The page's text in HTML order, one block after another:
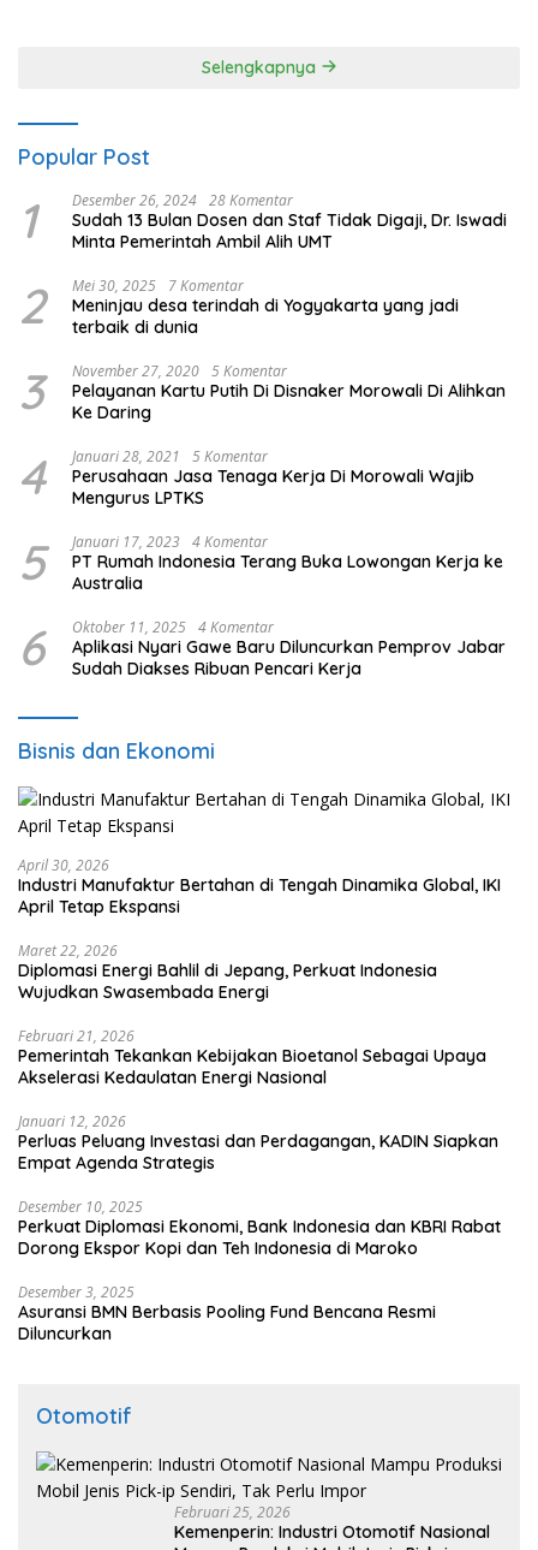
Selengkapnya
Popular Post
1 Desember 26, 2024 28 Komentar
Sudah 13 Bulan Dosen dan Staf Tidak Digaji, Dr. Iswadi
Minta Pemerintah Ambil Alih UMT
2 Mei 30, 2025 7 Komentar
Meninjau desa terindah di Yogyakarta yang jadi
terbaik di dunia
3 November 27, 2020 5 Komentar
Pelayanan Kartu Putih Di Disnaker Morowali Di Alihkan
Ke Daring
4 Januari 28, 2021 5 Komentar
Perusahaan Jasa Tenaga Kerja Di Morowali Wajib
Mengurus LPTKS
5 Januari 17, 2023 4 Komentar
PT Rumah Indonesia Terang Buka Lowongan Kerja ke
Australia
6 Oktober 11, 2025 4 Komentar
Aplikasi Nyari Gawe Baru Diluncurkan Pemprov Jabar
Sudah Diakses Ribuan Pencari Kerja
Bisnis dan Ekonomi
April 30, 2026
Industri Manufaktur Bertahan di Tengah Dinamika Global, IKI
April Tetap Ekspansi
Maret 22, 2026
Diplomasi Energi Bahlil di Jepang, Perkuat Indonesia
Wujudkan Swasembada Energi
Februari 21, 2026
Pemerintah Tekankan Kebijakan Bioetanol Sebagai Upaya
Akselerasi Kedaulatan Energi Nasional
Januari 12, 2026
Perluas Peluang Investasi dan Perdagangan, KADIN Siapkan
Empat Agenda Strategis
Desember 10, 2025
Perkuat Diplomasi Ekonomi, Bank Indonesia dan KBRI Rabat
Dorong Ekspor Kopi dan Teh Indonesia di Maroko
Desember 3, 2025
Asuransi BMN Berbasis Pooling Fund Bencana Resmi
Diluncurkan
Otomotif
Februari 25, 2026
Kemenperin: Industri Otomotif Nasional